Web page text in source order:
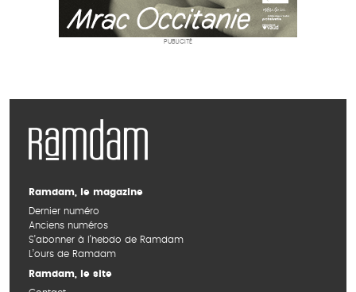
PUBLICITÉ
Ramdam, le magazine
Dernier numéro
Anciens numéros
S’abonner à l’hebdo de Ramdam
L’ours de Ramdam
Ramdam, le site